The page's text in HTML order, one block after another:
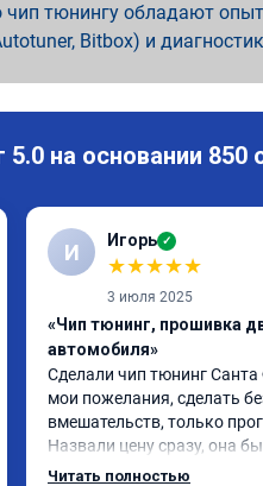
тюнингу обладают
Bitbox) и
на основании 850
И Игорь ✓
★★★★★
3 июля 2025
«Чип тюнинг, прошивка
автомобиля»
Сделали чип тюнинг Санта
мои пожелания, сделать
вмешательств, только
Назвали цену сразу, она
окончании работ без
Читать полностью